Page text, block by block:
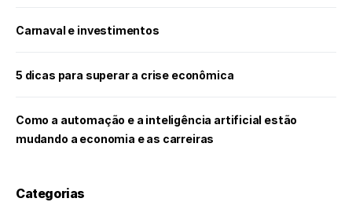
Carnaval e investimentos
5 dicas para superar a crise econômica
Como a automação e a inteligência artificial estão
mudando a economia e as carreiras
Categorias